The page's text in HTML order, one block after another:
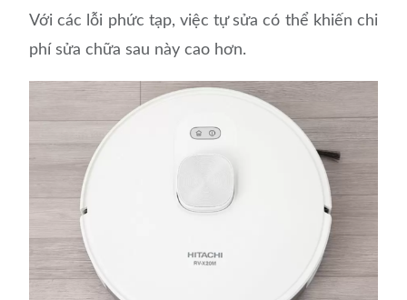
Với các lỗi phức tạp, việc tự sửa có thể khiến chi
phí sửa chữa sau này cao hơn.